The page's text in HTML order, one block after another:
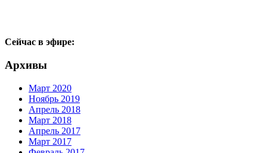
Сейчас в эфире:
Архивы
Март 2020
Ноябрь 2019
Апрель 2018
Март 2018
Апрель 2017
Март 2017